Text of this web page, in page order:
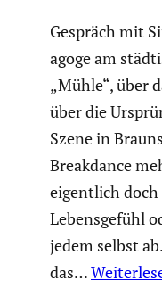
Gespräch mit
agoge am
„Mühle“, über
über die
Szene in
Break­dance
eigent­lich
Lebens­ge­fühl
jedem selbst
das…